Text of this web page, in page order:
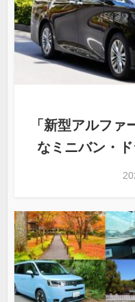
「新型アルフ
なミニバン・